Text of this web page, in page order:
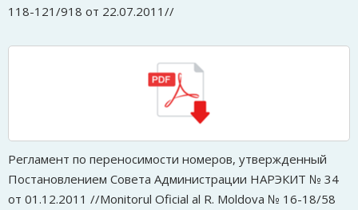
118-121/918 от 22.07.2011//
Регламент по переносимости номеров, утвержденный
Постановлением Совета Администрации НАРЭКИТ № 34
от 01.12.2011 //Monitorul Oficial al R. Moldova № 16-18/58